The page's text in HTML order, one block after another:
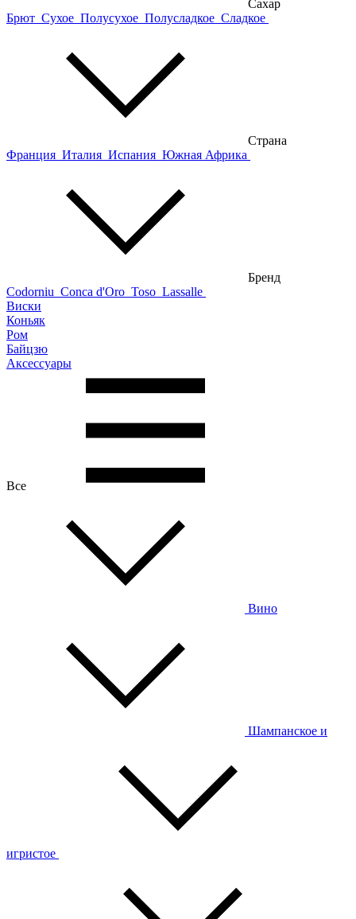
Сахар
Брют Сухое Полусухое Полусладкое Сладкое
Страна
Франция Италия Испания Южная Африка
Бренд
Codorniu Conca d'Oro Toso Lassalle
Виски
Коньяк
Ром
Байцзю
Аксессуары
Все
Вино
Шампанское и
игристое